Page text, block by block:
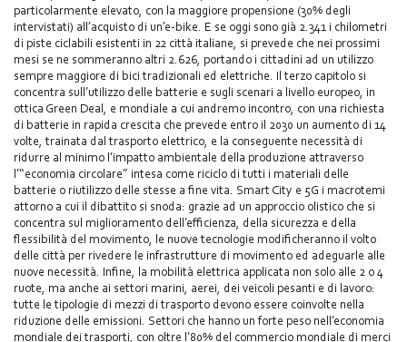
particolarmente elevato, con la maggiore propensione (30% degli
intervistati) all’acquisto di un’e-bike. E se oggi sono già 2.341 i chilometri
di piste ciclabili esistenti in 22 città italiane, si prevede che nei prossimi
mesi se ne sommeranno altri 2.626, portando i cittadini ad un utilizzo
sempre maggiore di bici tradizionali ed elettriche. Il terzo capitolo si
concentra sull’utilizzo delle batterie e sugli scenari a livello europeo, in
ottica Green Deal, e mondiale a cui andremo incontro, con una richiesta
di batterie in rapida crescita che prevede entro il 2030 un aumento di 14
volte, trainata dal trasporto elettrico, e la conseguente necessità di
ridurre al minimo l’impatto ambientale della produzione attraverso
l’“economia circolare” intesa come riciclo di tutti i materiali delle
batterie o riutilizzo delle stesse a fine vita. Smart City e 5G i macrotemi
attorno a cui il dibattito si snoda: grazie ad un approccio olistico che si
concentra sul miglioramento dell’efficienza, della sicurezza e della
flessibilità del movimento, le nuove tecnologie modificheranno il volto
delle città per rivedere le infrastrutture di movimento ed adeguarle alle
nuove necessità. Infine, la mobilità elettrica applicata non solo alle 2 o 4
ruote, ma anche ai settori marini, aerei, dei veicoli pesanti e di lavoro:
tutte le tipologie di mezzi di trasporto devono essere coinvolte nella
riduzione delle emissioni. Settori che hanno un forte peso nell’economia
mondiale dei trasporti, con oltre l’80% del commercio mondiale di merci